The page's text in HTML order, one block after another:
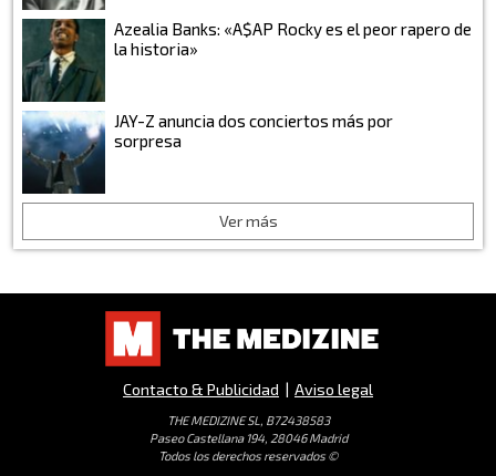
Azealia Banks: «A$AP Rocky es el peor rapero de
la historia»
JAY-Z anuncia dos conciertos más por
sorpresa
Ver más
Contacto & Publicidad | Aviso legal
THE MEDIZINE SL, B72438583
Paseo Castellana 194, 28046 Madrid
Todos los derechos reservados ©